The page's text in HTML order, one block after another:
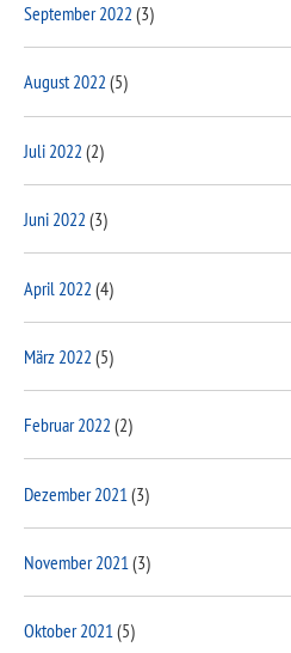
September 2022 (3)
August 2022 (5)
Juli 2022 (2)
Juni 2022 (3)
April 2022 (4)
März 2022 (5)
Februar 2022 (2)
Dezember 2021 (3)
November 2021(3)
Oktober 2021(5)